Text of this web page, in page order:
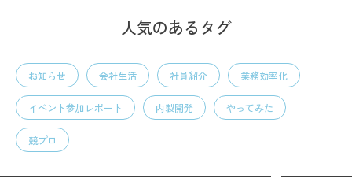
人気のあるタグ
お知らせ 会社生活 社員紹介 業務効率化
イベント参加レポート 内製開発 やってみた
競プロ